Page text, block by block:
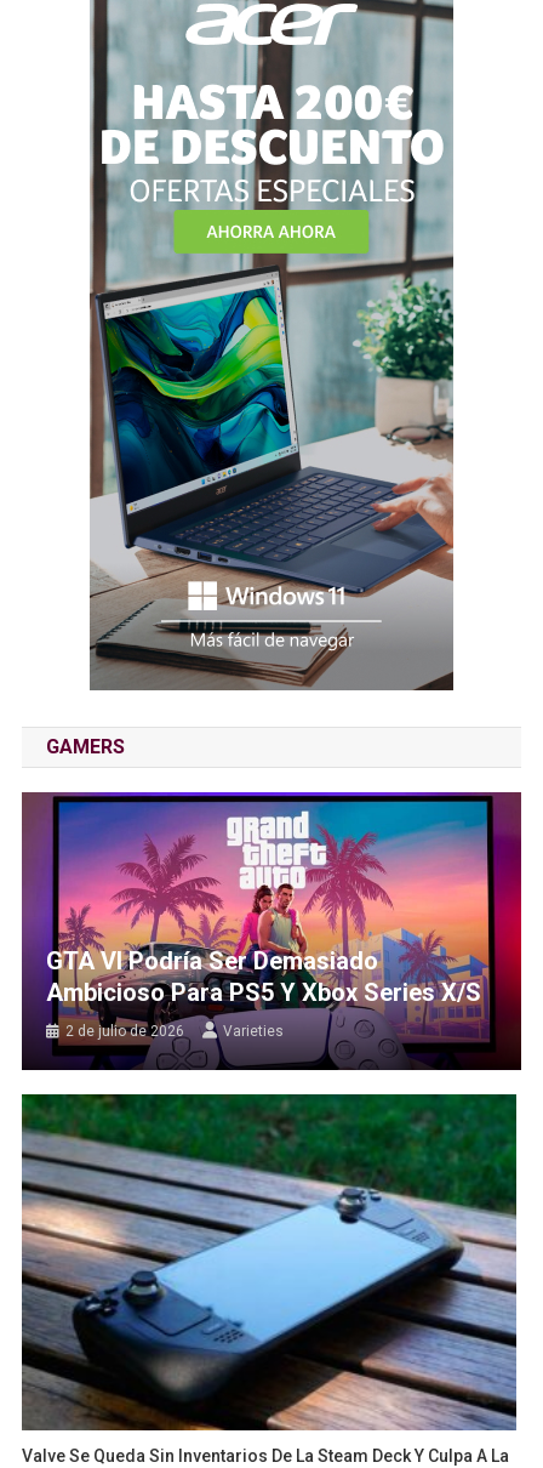
GAMERS
GTA VI Podría Ser Demasiado
Ambicioso Para PS5 Y Xbox Series X/S
2 de julio de 2026 Varieties
Valve Se Queda Sin Inventarios De La Steam Deck Y Culpa A La